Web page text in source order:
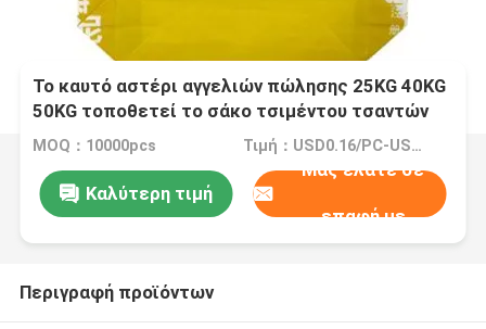
Το καυτό αστέρι αγγελιών πώλησης 25KG 40KG
50KG τοποθετεί το σάκο τσιμέντου τσαντών
βαλβίδων τσιμέντου κατώτατων τσαντών
φραγμών PP σε σάκκο
MOQ：10000pcs Τιμή：USD0.16/PC-USD0.20/PC
Καλύτερη τιμή
Μας ελάτε σε
επαφή με
Περιγραφή προϊόντων